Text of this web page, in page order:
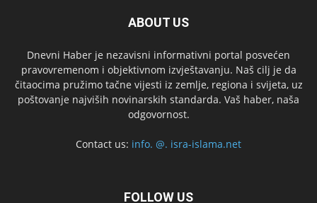
ABOUT US
Dnevni Haber je nezavisni informativni portal posvećen
pravovremenom i objektivnom izvještavanju. Naš cilj je da
čitaocima pružimo tačne vijesti iz zemlje, regiona i svijeta, uz
poštovanje najviših novinarskih standarda. Vaš haber, naša
odgovornost.
Contact us: info. @. isra-islama.net
FOLLOW US